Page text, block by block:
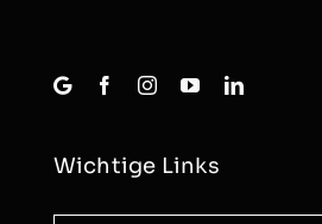
Wichtige Links